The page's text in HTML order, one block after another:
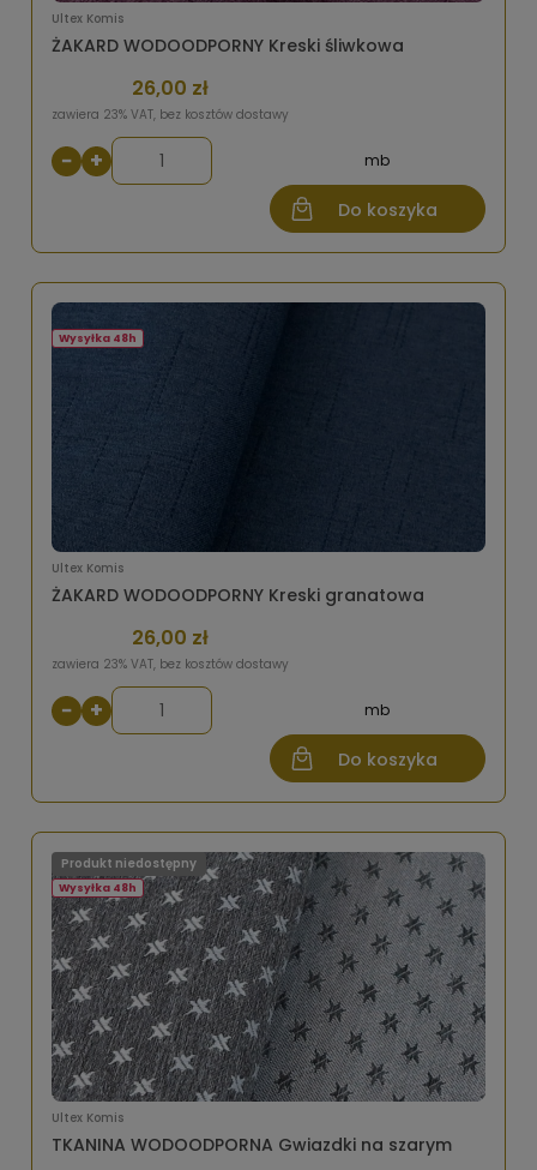
Ultex Komis
ŻAKARD WODOODPORNY Kreski śliwkowa
26,00 zł
zawiera 23% VAT, bez kosztów dostawy
− + mb
Do koszyka
Ultex Komis
ŻAKARD WODOODPORNY Kreski granatowa
26,00 zł
zawiera 23% VAT, bez kosztów dostawy
− + mb
Do koszyka
Wysyłka 48h
Ultex Komis
TKANINA WODOODPORNA Gwiazdki na szarym
Wysyłka 48h
Produkt niedostępny